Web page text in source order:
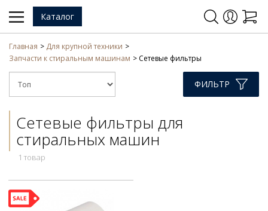
Каталог
Главная
Для крупной техники
Запчасти к стиральным машинам
Сетевые фильтры
ФИЛЬТР
Сетевые фильтры для
стиральных машин
1 товар